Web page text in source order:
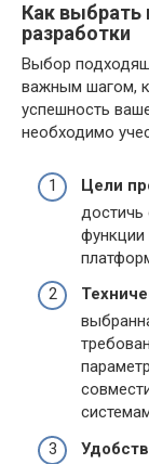
Как
разработки
Выбор
важным шагом,
успешность
необходимо
Цели
достичь